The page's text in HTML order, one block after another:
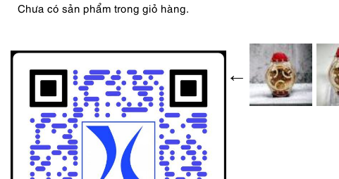
Chưa có sản phẩm trong giỏ hàng.